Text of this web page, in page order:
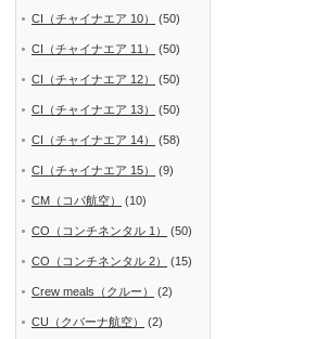
CI（チャイナエア 10） (50)
CI（チャイナエア 11） (50)
CI（チャイナエア 12） (50)
CI（チャイナエア 13） (50)
CI（チャイナエア 14） (58)
CI（チャイナエア 15） (9)
CM（コパ航空） (10)
CO（コンチネンタル 1） (50)
CO（コンチネンタル 2） (15)
Crew meals（クルー） (2)
CU（クバーナ航空） (2)